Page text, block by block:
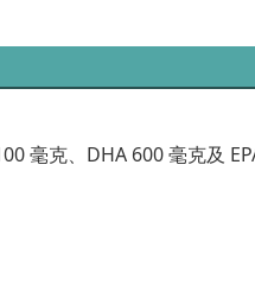
毫克、DHA 600 毫克及